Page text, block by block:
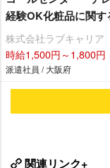
経験OK化粧品に関
株式会社ラブキャリア
時給1,500円～1,800円
派遣社員 / 大阪府
関連リンク+